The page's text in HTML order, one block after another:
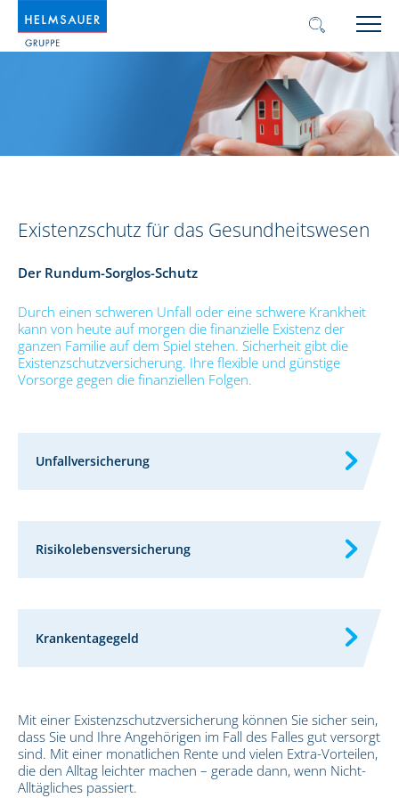
Existenzschutz für das Gesundheitswesen
Der Rundum-Sorglos-Schutz
Durch einen schweren Unfall oder eine schwere Krankheit
kann von heute auf morgen die finanzielle Existenz der
ganzen Familie auf dem Spiel stehen. Sicherheit gibt die
Existenzschutzversicherung. Ihre flexible und günstige
Vorsorge gegen die finanziellen Folgen.
Unfallversicherung
Risikolebensversicherung
Krankentagegeld
Mit einer Existenzschutzversicherung können Sie sicher sein,
dass Sie und Ihre Angehörigen im Fall des Falles gut versorgt
sind. Mit einer monatlichen Rente und vielen Extra-Vorteilen,
die den Alltag leichter machen – gerade dann, wenn Nicht-
Alltägliches passiert.